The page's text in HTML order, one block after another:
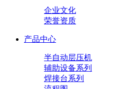
企业文化
荣誉资质
产品中心
半自动层压机
辅助设备系列
焊接台系列